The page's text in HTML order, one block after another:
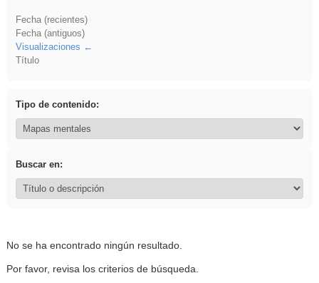
Fecha (recientes)
Fecha (antiguos)
Visualizaciones
Título
Tipo de contenido:
Buscar en:
No se ha encontrado ningún resultado.
Por favor, revisa los criterios de búsqueda.